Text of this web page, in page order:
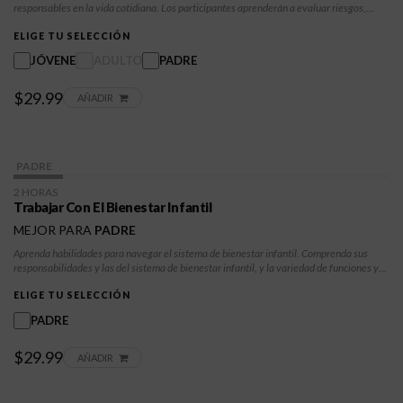
responsables en la vida cotidiana. Los participantes aprenderán a evaluar riesgos,
resultados positivos a largo plazo.
ELIGE TU SELECCIÓN
JÓVENE PADRE
$29.99 AÑADIR
PADRE
2 HORAS
Trabajar Con El Bienestar Infantil
MEJOR PARA PADRE
Aprenda habilidades para navegar el sistema de bienestar infantil. Comprenda sus
responsabilidades y las del sistema de bienestar infantil, y la variedad de funciones y
estado expuestos a abuso, negligencia u otras formas de maltrato. Estar involucrado en
el sistema de bienestar infantil consiste en aprender a navegar dinámicas familiares y
procesos legales complejos, y obtener los recursos necesarios para que los niños estén
ELIGE TU SELECCIÓN
PADRE
$29.99 AÑADIR